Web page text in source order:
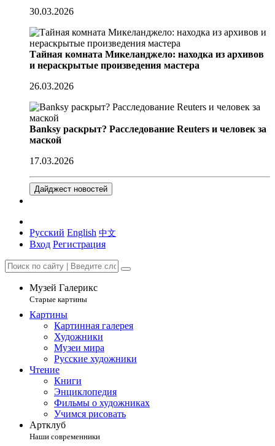
30.03.2026
Тайная комната Микеланджело: находка из архивов
и нераскрытые произведения мастера
26.03.2026
Banksy раскрыт? Расследование Reuters и человек за
маской
17.03.2026
Дайджест новостей
Русский English 中文
Вход Регистрация
Музей Галерикс
Старые картины
Картины
Картинная галерея
Художники
Музеи мира
Русские художники
Чтение
Книги
Энциклопедия
Фильмы о художниках
Учимся рисовать
Артклуб
Наши современники